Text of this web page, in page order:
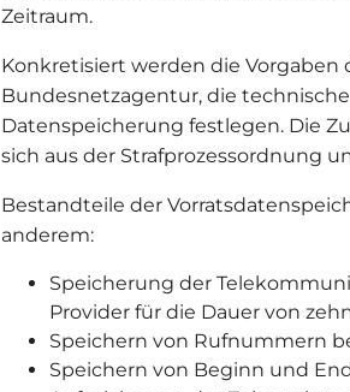
Zeitraum.
Konkretisiert werden die
Bundesnetzagentur, die
Datenspeicherung festlegen. Die
sich aus der Strafprozessordnung
Bestandteile der
anderem:
Speicherung der
Provider für die Dauer von
Speichern von Rufnummern
Speichern von Beginn und